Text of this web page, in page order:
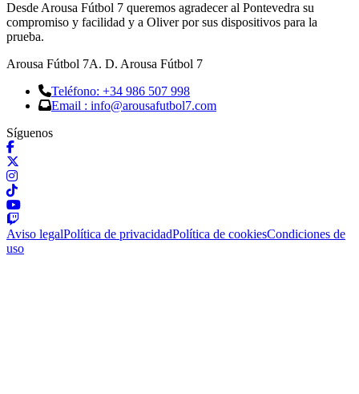
Desde Arousa Fútbol 7 queremos agradecer al Pontevedra su
compromiso y facilidad y a Oliver por sus dispositivos para la
prueba.
Arousa Fútbol 7A. D. Arousa Fútbol 7
Teléfono: +34 986 507 998
Email : info@arousafutbol7.com
Síguenos
Aviso legalPolítica de privacidadPolítica de cookiesCondiciones de
uso